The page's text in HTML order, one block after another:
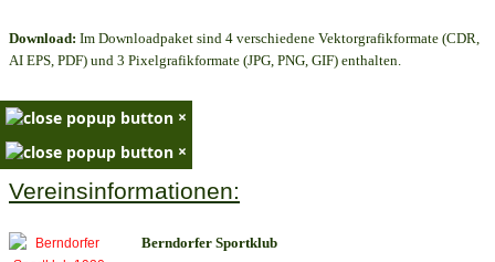
Download: Im Downloadpaket sind 4 verschiedene Vektorgrafikformate (CDR,
AI EPS, PDF) und 3 Pixelgrafikformate (JPG, PNG, GIF) enthalten.
×
×
Vereinsinformationen:
Berndorfer Sportklub